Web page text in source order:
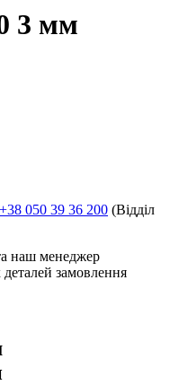
3 мм
050 39 36 200 (Відділ
наш менеджер
деталей замовлення